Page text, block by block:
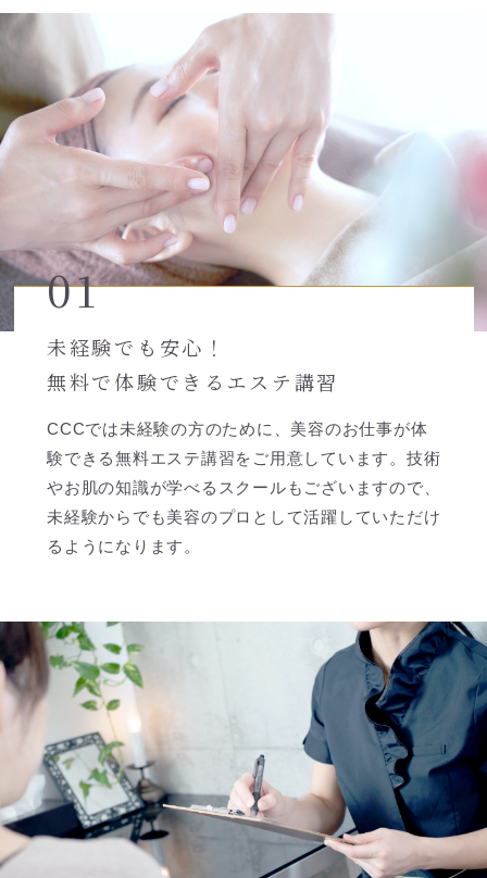
01
未経験でも安心！
無料で体験できるエステ講習
CCCでは未経験の方のために、美容のお仕事が体
験できる無料エステ講習をご用意しています。技術
やお肌の知識が学べるスクールもございますので、
未経験からでも美容のプロとして活躍していただけ
るようになります。